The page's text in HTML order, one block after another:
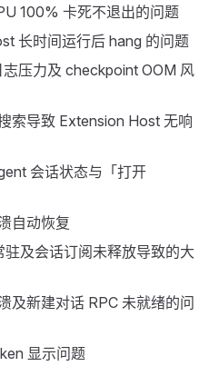
100% 卡死不退出的问题
长时间运行后 hang 的问题
压力及 checkpoint OOM 风
索导致 Extension Host 无响
会话状态与「打开
自动恢复
及会话订阅未释放导致的大
及新建对话 RPC 未就绪的问
显示问题